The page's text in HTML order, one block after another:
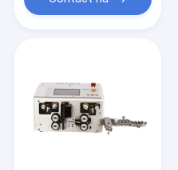
Huis
Producten